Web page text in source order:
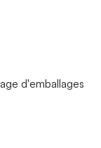
d'emballages